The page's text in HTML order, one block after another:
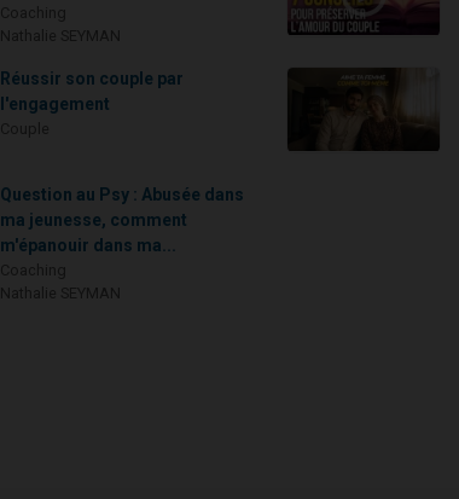
Réussir son couple par
l'engagement
Question au Psy : Abusée dans
ma jeunesse, comment
m'épanouir dans ma...